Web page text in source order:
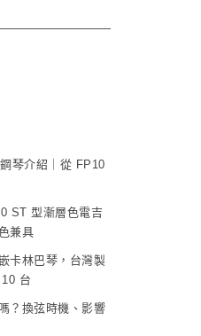
琴介紹｜從 FP10
ST 型漸層色電吉
兼具
卡林巴琴，台灣製
台
？換弦時機、影響